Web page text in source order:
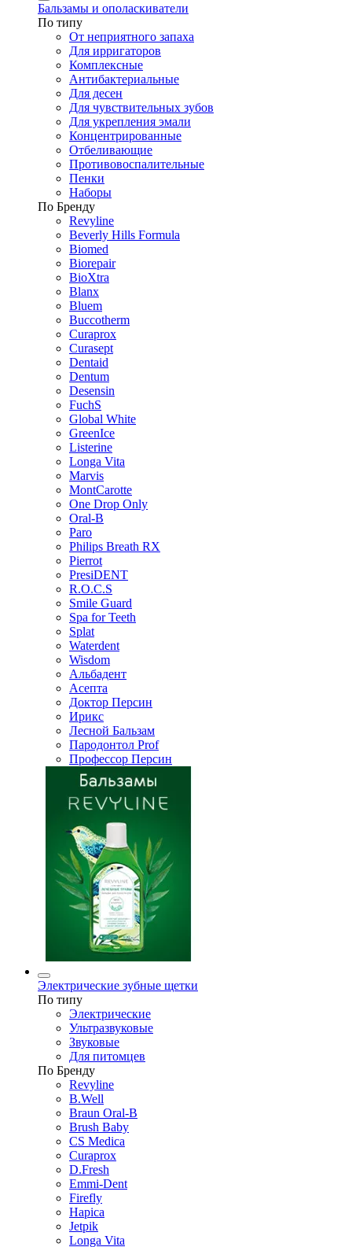
Бальзамы и ополаскиватели
По типу
От неприятного запаха
Для ирригаторов
Комплексные
Антибактериальные
Для десен
Для чувствительных зубов
Для укрепления эмали
Концентрированные
Отбеливающие
Противовоспалительные
Пенки
Наборы
По Бренду
Revyline
Beverly Hills Formula
Biomed
Biorepair
BioXtra
Blanx
Bluem
Buccotherm
Curaprox
Curasept
Dentaid
Dentum
Desensin
FuchS
Global White
GreenIce
Listerine
Longa Vita
Marvis
MontCarotte
One Drop Only
Oral-B
Paro
Philips Breath RX
Pierrot
PresiDENT
R.O.C.S
Smile Guard
Spa for Teeth
Splat
Waterdent
Wisdom
Альбадент
Асепта
Доктор Персин
Ирикс
Лесной Бальзам
Пародонтол Prof
Профессор Персин
Электрические зубные щетки
По типу
Электрические
Ультразвуковые
Звуковые
Для питомцев
По Бренду
Revyline
B.Well
Braun Oral-B
Brush Baby
CS Medica
Curaprox
D.Fresh
Emmi-Dent
Firefly
Hapica
Jetpik
Longa Vita